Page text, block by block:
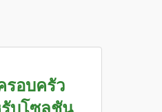
รอบครัว